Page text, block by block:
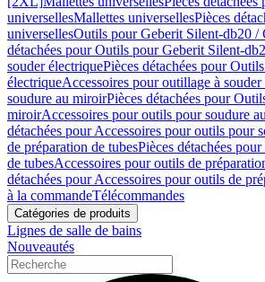
universellesMallettes universellesPièces
universellesOutils pour Geberit Silent-db20 /
détachées pour Outils pour Geberit Silent-
souder électriquePièces détachées pour
électriqueAccessoires pour outillage à
soudure au miroirPièces détachées pour
miroirAccessoires pour outils pour soudure
détachées pour Accessoires pour outils pour
de préparation de tubesPièces détachées
de tubesAccessoires pour outils de
détachées pour Accessoires pour outils de
à la commandeTélécommandes
Catégories de produits
Lignes de salle de bains
Nouveautés